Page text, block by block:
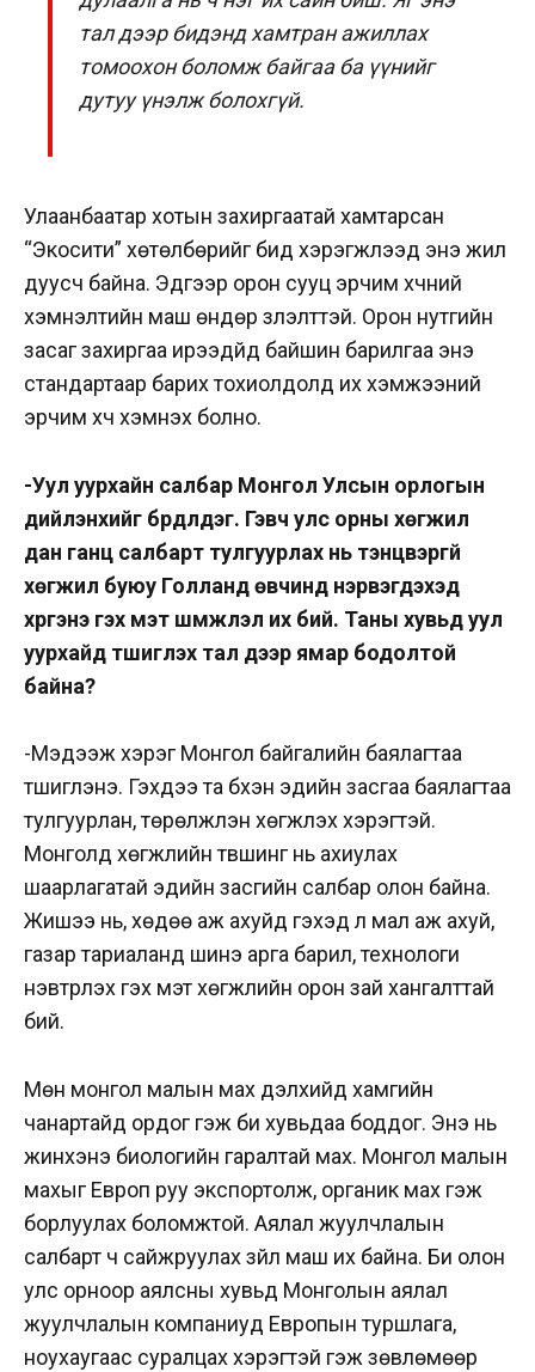
тал дээр бидэнд хамтран ажиллах
томоохон боломж байгаа ба үүнийг
дутуу үнэлж болохгүй.
Улаанбаатар хотын захиргаатай хамтарсан
“Экосити” хөтөлбөрийг бид хэрэгжүүлээд энэ жил
дуусч байна. Эдгээр орон сууц эрчим хүчний
хэмнэлтийн маш өндөр үзүүлэлттэй. Орон нутгийн
засаг захиргаа ирээдүйд байшин барилгаа энэ
стандартаар барих тохиолдолд их хэмжээний
эрчим хүч хэмнэх болно.
-Уул уурхайн салбар Монгол Улсын орлогын
дийлэнхийг бүрдүүлдэг. Гэвч улс орны хөгжил
дан ганц салбарт тулгуурлах нь тэнцвэргүй
хөгжил буюу Голланд өвчинд нэрвэгдэхэд
хүргэнэ гэх мэт шүүмжлэл их бий. Таны хувьд уул
уурхайд түшиглэх тал дээр ямар бодолтой
байна?
-Мэдээж хэрэг Монгол байгалийн баялагтаа
түшиглэнэ. Гэхдээ та бүхэн эдийн засгаа баялагтаа
тулгуурлан, төрөлжүүлэн хөгжүүлэх хэрэгтэй.
Монголд хөгжлийн түвшинг нь ахиулах
шаарлагатай эдийн засгийн салбар олон байна.
Жишээ нь, хөдөө аж ахуйд гэхэд л мал аж ахуй,
газар тариаланд шинэ арга барил, технологи
нэвтрүүлэх гэх мэт хөгжлийн орон зай хангалттай
бий.
Мөн монгол малын мах дэлхийд хамгийн
чанартайд ордог гэж би хувьдаа боддог. Энэ нь
жинхэнэ биологийн гаралтай мах. Монгол малын
махыг Европ руу экспортолж, органик мах гэж
борлуулах боломжтой. Аялал жуулчлалын
салбарт ч сайжруулах зүйл маш их байна. Би олон
улс орноор аялсны хувьд Монголын аялал
жуулчлалын компаниуд Европын туршлага,
ноухаугаас суралцах хэрэгтэй гэж зөвлөмөөр